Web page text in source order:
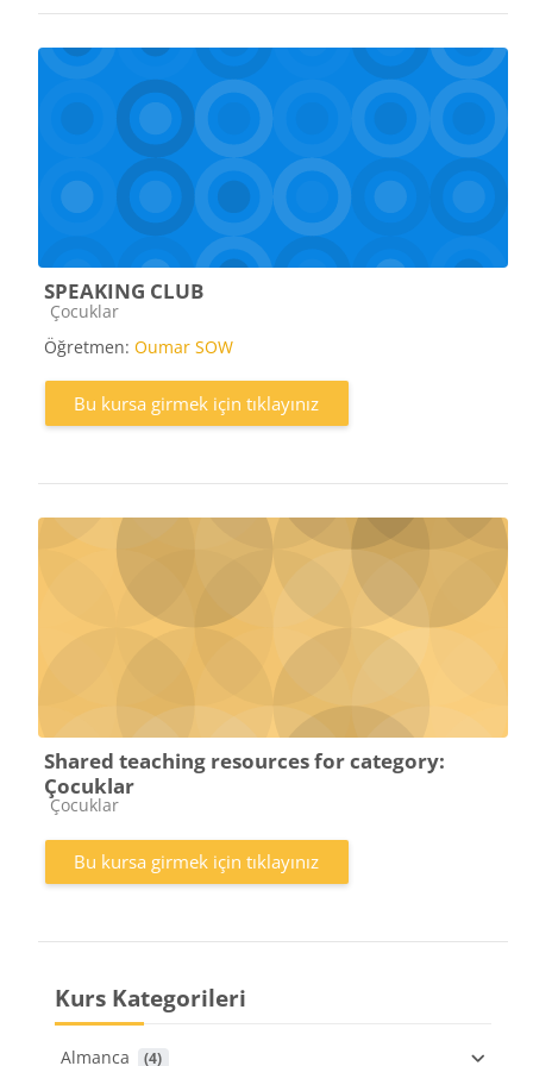
SPEAKING CLUB
Kurs kategorisi
Çocuklar
Öğretmen: Oumar SOW
Bu kursa girmek için tıklayınız
Shared teaching resources for category:
Çocuklar
Kurs kategorisi
Çocuklar
Bu kursa girmek için tıklayınız
Kurs Kategorileri
Almanca (4)